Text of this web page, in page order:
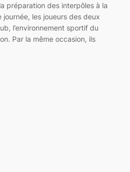
préparation des interpôles à la
les joueurs des deux
l’environnement sportif du
Par la même occasion, ils